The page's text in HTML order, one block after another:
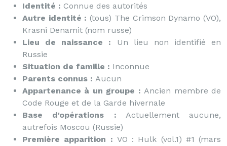
Identité : Connue des autorités
Autre identité : (tous) The Crimson Dynamo (VO),
Krasni Denamit (nom russe)
Lieu de naissance : Un lieu non identifié en
Russie
Situation de famille : Inconnue
Parents connus : Aucun
Appartenance à un groupe :Ancien membre de
Code Rouge et de la Garde hivernale
Base d'opérations : Actuellement aucune,
autrefois Moscou (Russie)
Première apparition : VO : Hulk (vol.1) #1 (mars